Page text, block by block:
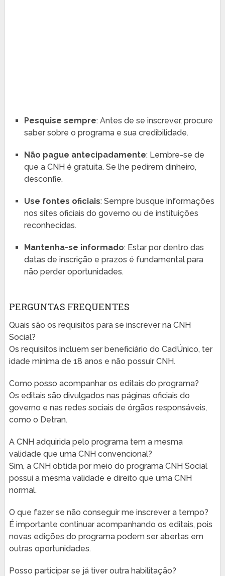
Pesquise sempre: Antes de se inscrever, procure
saber sobre o programa e sua credibilidade.
Não pague antecipadamente: Lembre-se de
que a CNH é gratuita. Se lhe pedirem dinheiro,
desconfie.
Use fontes oficiais: Sempre busque informações
nos sites oficiais do governo ou de instituições
reconhecidas.
Mantenha-se informado: Estar por dentro das
datas de inscrição e prazos é fundamental para
não perder oportunidades.
PERGUNTAS FREQUENTES
Quais são os requisitos para se inscrever na CNH
Social?
Os requisitos incluem ser beneficiário do CadÚnico, ter
idade mínima de 18 anos e não possuir CNH.
Como posso acompanhar os editais do programa?
Os editais são divulgados nas páginas oficiais do
governo e nas redes sociais de órgãos responsáveis,
como o Detran.
A CNH adquirida pelo programa tem a mesma
validade que uma CNH convencional?
Sim, a CNH obtida por meio do programa CNH Social
possui a mesma validade e direito que uma CNH
normal.
O que fazer se não conseguir me inscrever a tempo?
É importante continuar acompanhando os editais, pois
novas edições do programa podem ser abertas em
outras oportunidades.
Posso participar se já tiver outra habilitação?